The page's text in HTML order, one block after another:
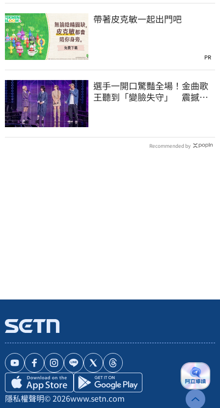
帶著皮克敏一起出門吧
PR
選手一開口驚豔全場！金曲歌
王聽到「變臉失守」 震撼畫
Recommended by
隱私權聲明© 2026www.setn.com